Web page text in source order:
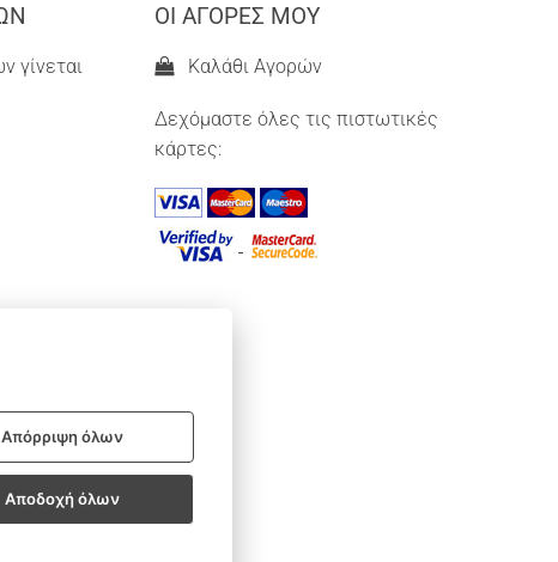
γίνεται
ΟΙ ΑΓΟΡΕΣ ΜΟΥ
Καλάθι Αγορών
Δεχόμαστε όλες τις πιστωτικές
κάρτες:
Απόρριψη όλων
Αποδοχή όλων